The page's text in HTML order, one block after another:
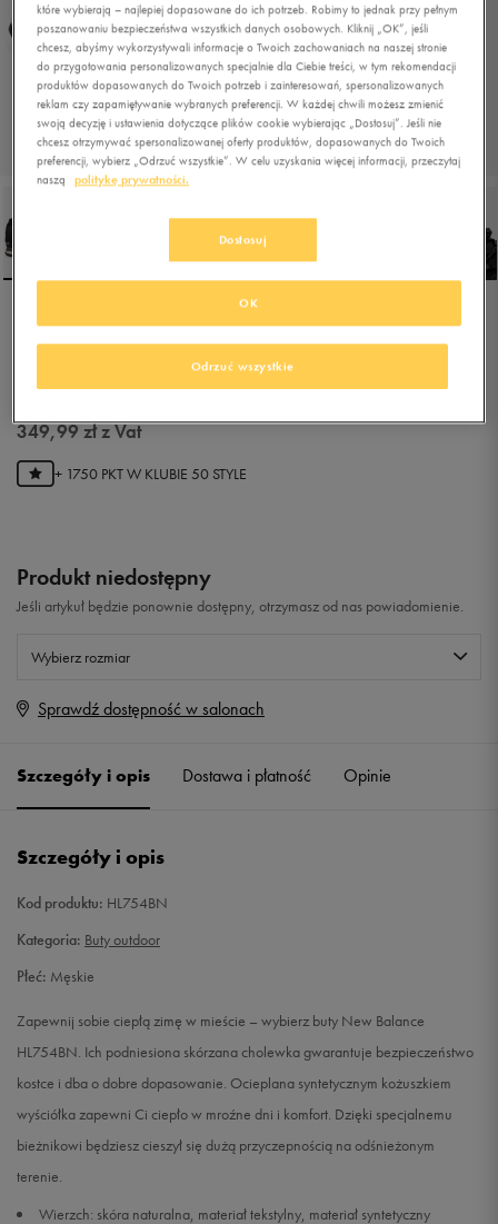
1/6
NEW BALANCE 754
349,99złz Vat
+ 1750 PKT W KLUBIE 50 STYLE
Produkt niedostępny
Jeśli artykuł będzie ponownie dostępny, otrzymasz od nas powiadomienie.
Wybierz rozmiar
Rozmiary EU
42 26,5 cm
42,5
43 27,5 cm Powiadom o dostępności
44
Powiadom o dostępności
45 29 cm Powiadom o dostępności
Sprawdź dostępność w salonach
Szczegóły i opis Dostawa i płatność Opinie
Szczegóły i opis
Kod produktu: HL754BN
Kategoria: Buty outdoor
Płeć: Męskie
Zapewnij sobie ciepłą zimę w mieście – wybierz buty New Balance
HL754BN. Ich podniesiona skórzana cholewka gwarantuje bezpieczeństwo
kostce i dba o dobre dopasowanie. Ocieplana syntetycznym kożuszkiem
wyściółka zapewni Ci ciepło w mroźne dni i komfort. Dzięki specjalnemu
bieżnikowi będziesz cieszył się dużą przyczepnością na odśnieżonym
terenie.
Wierzch: skóra naturalna, materiał tekstylny, materiał syntetyczny
które wybierają – najlepiej dopasowane do ich potrzeb. Robimy to jednak przy pełnym
poszanowaniu bezpieczeństwa wszystkich danych osobowych. Kliknij „OK”, jeśli
chcesz, abyśmy wykorzystywali informacje o Twoich zachowaniach na naszej stronie
do przygotowania personalizowanych specjalnie dla Ciebie treści, w tym rekomendacji
produktów dopasowanych do Twoich potrzeb i zainteresowań, spersonalizowanych
reklam czy zapamiętywanie wybranych preferencji. W każdej chwili możesz zmienić
swoją decyzję i ustawienia dotyczące plików cookie wybierając „Dostosuj”. Jeśli nie
chcesz otrzymywać spersonalizowanej oferty produktów, dopasowanych do Twoich
preferencji, wybierz „Odrzuć wszystkie”. W celu uzyskania więcej informacji, przeczytaj
naszą
politykę prywatności.
Dostosuj
Odrzuć wszystkie
OK